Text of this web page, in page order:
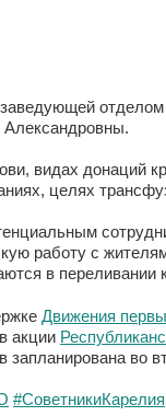
отделом
Александровны.
видах донаций
целях
работу с
в переливании
Движения
акции
во
#СоветникиКарелия